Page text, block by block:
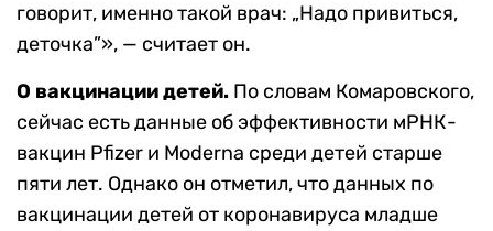
говорит, именно такой врач: „Надо привиться,
деточка”», — считает он.
О вакцинации детей. По словам Комаровского,
сейчас есть данные об эффективности мРНК-
вакцин Pfizer и Moderna среди детей старше
пяти лет. Однако он отметил, что данных по
вакцинации детей от коронавируса младше